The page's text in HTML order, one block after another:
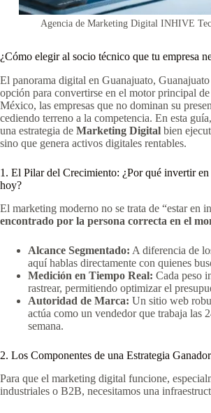
Agencia de Marketing Digital INHIVE
¿Cómo elegir al socio técnico que tu empresa
El panorama digital en Guanajuato,
opción para convertirse en el motor principal
México, las empresas que no dominan su
cediendo terreno a la competencia. En esta
una estrategia de Marketing Digital bien
sino que genera activos digitales rentables.
1. El Pilar del Crecimiento: ¿Por qué invertir
hoy?
El marketing moderno no se trata de “estar en
encontrado por la persona correcta en el
Alcance Segmentado: A diferencia de
aquí hablas directamente con quienes
Medición en Tiempo Real: Cada peso
rastrear, permitiendo optimizar el
Autoridad de Marca: Un sitio web
actúa como un vendedor que trabaja las
semana.
2. Los Componentes de una Estrategia
Para que el marketing digital funcione,
industriales o B2B, necesitamos una